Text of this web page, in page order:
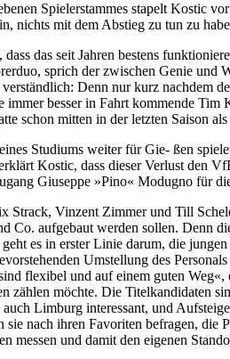
Spielerstammes stapelt Kostic
nichts mit dem Abstieg zu tun zu
das seit Jahren bestens
sprich der zwischen Genie
Denn nur kurz nachdem
besser in Fahrt kommende
schon mitten in der letzten Saison
Studiums weiter für Gie- ßen
Kostic, dass dieser Verlust den
Giuseppe »Pino« Modugno für
Strack, Vinzent Zimmer und Till
aufgebaut werden sollen. Denn
es in erster Linie darum, die
Umstellung des
flexibel und auf einem guten
zählen möchte. Die Titelkandidaten
Limburg interessant, und
nach ihren Favoriten befragen,
messen und damit den eigenen